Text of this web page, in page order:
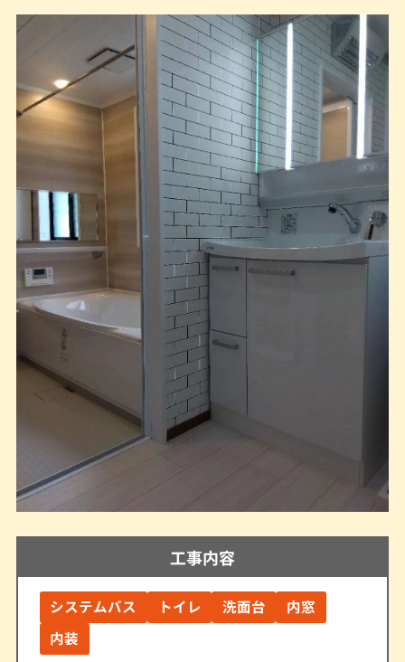
工事内容
システムバス トイレ 洗面台
内窓
内装